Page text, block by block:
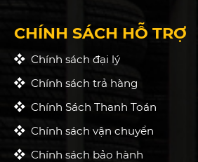
CHÍNH SÁCH HỖ TRỢ
Chính sách đại lý
Chính sách trả hàng
Chính Sách Thanh Toán
Chính sách vận chuyển
Chính sách bảo hành